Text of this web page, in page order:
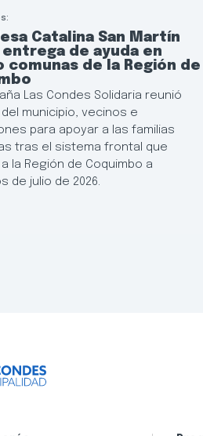
Catalina San Martín
entrega de ayuda en
comunas de la Región de
Las Condes Solidaria reunió
municipio, vecinos e
para apoyar a las familias
tras el sistema frontal que
la Región de Coquimbo a
de julio de 2026.